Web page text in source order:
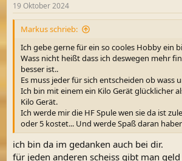
e
n
19 Oktober 2024
Markus schrieb:
Ich gebe gerne für ein so cooles Hobby ein
Wass nicht heißt dass ich deswegen mehr
besser ist..
Es muss jeder für sich entscheiden ob wass
Ich bin mit einem ein Kilo Gerät glücklicher
Kilo Gerät.
Ich werde mir die HF Spule wen sie da ist
oder 5 kostet... Und werde Spaß daran
ich bin da im gedanken auch bei dir.
für jeden anderen scheiss gibt man